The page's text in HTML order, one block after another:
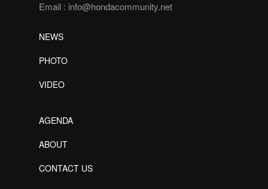
Email : info@hondacommunity.net
NEWS
PHOTO
VIDEO
AGENDA
ABOUT
CONTACT US